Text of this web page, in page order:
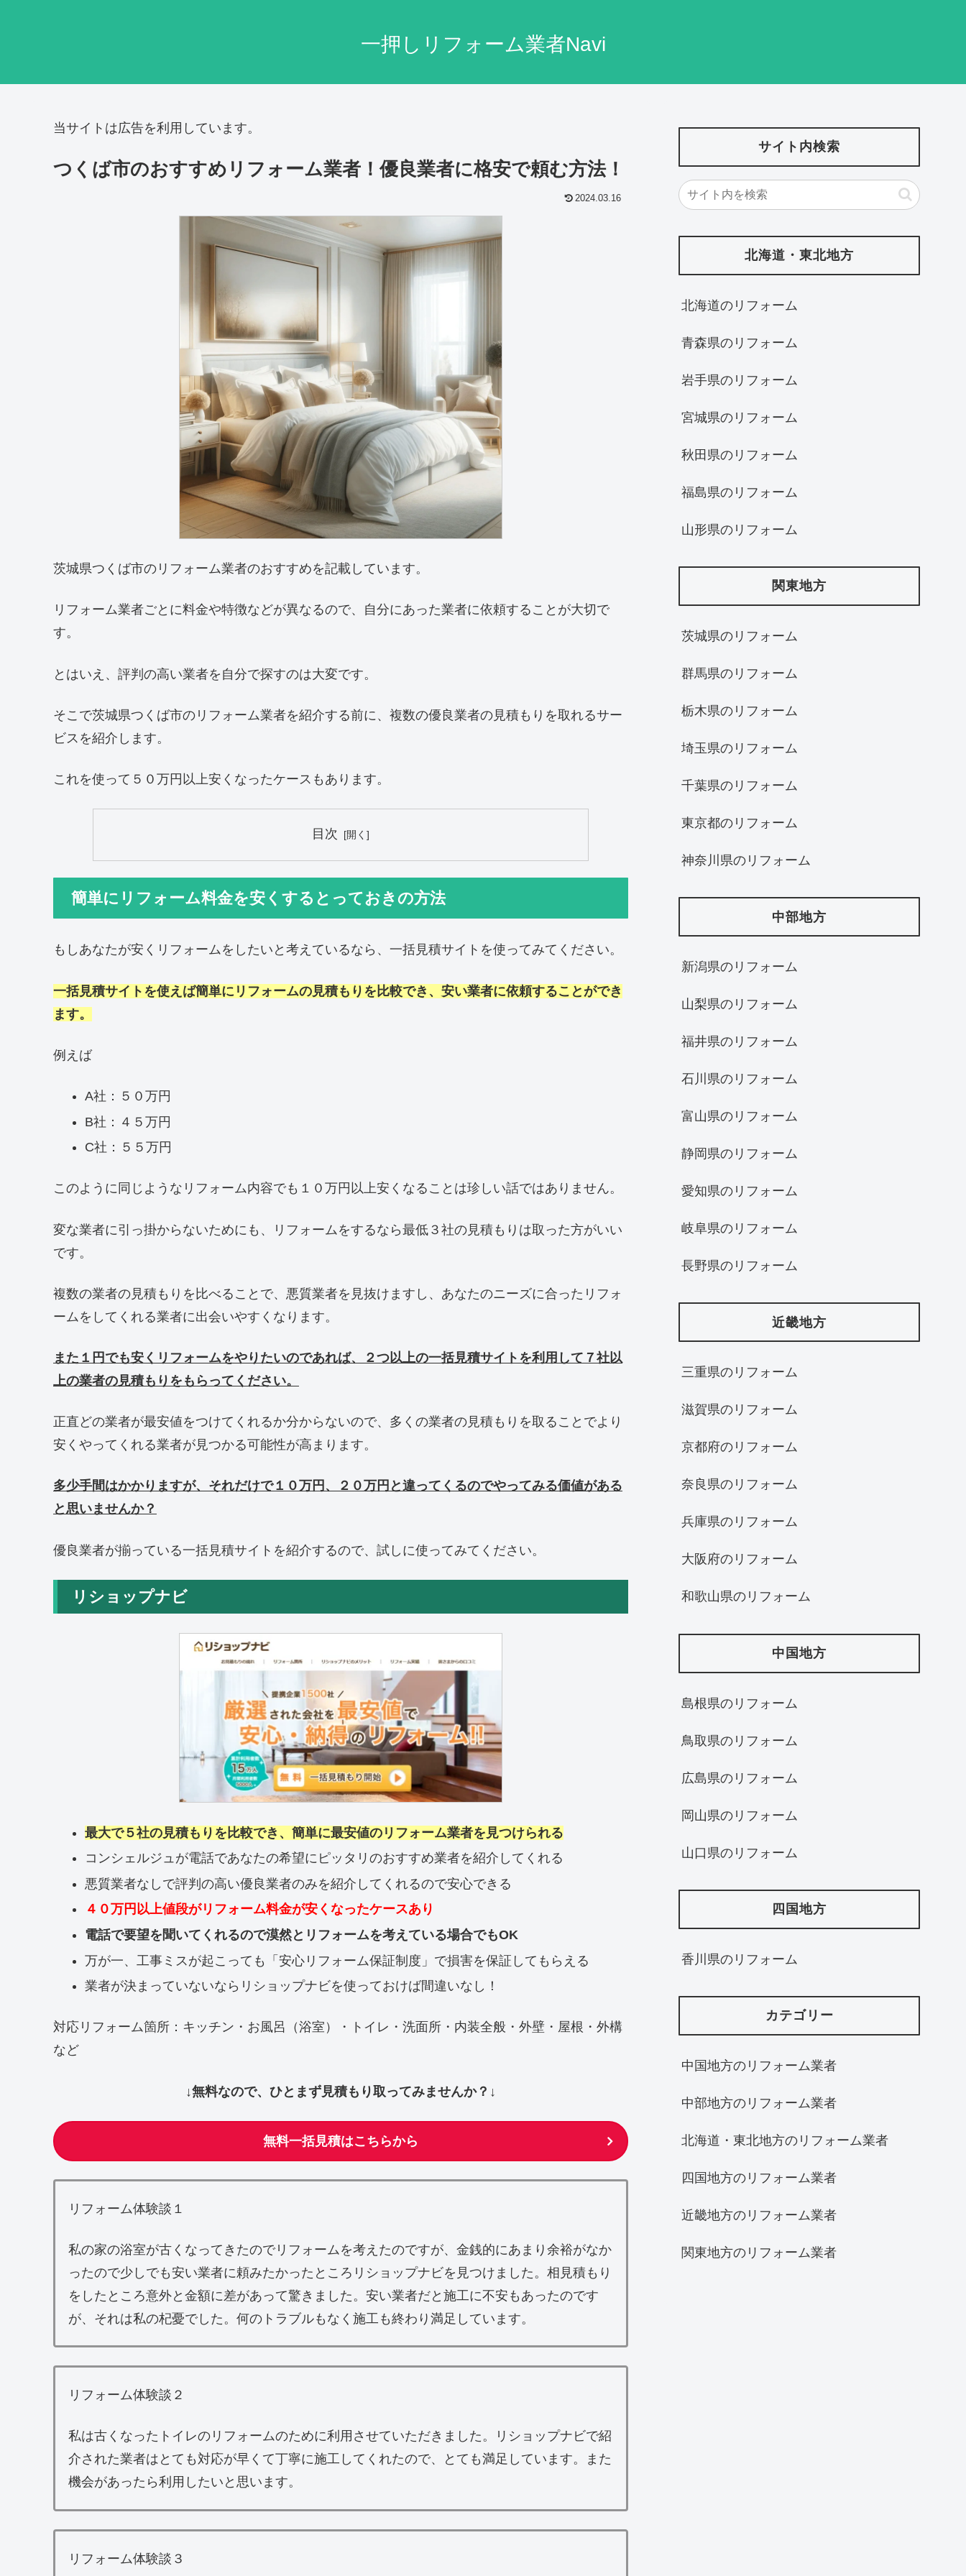
一押しリフォーム業者Navi
当サイトは広告を利用しています。
つくば市のおすすめリフォーム業者！優良業者に格安で頼む方法！
2024.03.16
茨城県つくば市のリフォーム業者のおすすめを記載しています。
リフォーム業者ごとに料金や特徴などが異なるので、自分にあった業者に依頼することが大切で
す。
とはいえ、評判の高い業者を自分で探すのは大変です。
そこで茨城県つくば市のリフォーム業者を紹介する前に、複数の優良業者の見積もりを取れるサー
ビスを紹介します。
これを使って５０万円以上安くなったケースもあります。
目次
簡単にリフォーム料金を安くするとっておきの方法
もしあなたが安くリフォームをしたいと考えているなら、一括見積サイトを使ってみてください。
一括見積サイトを使えば簡単にリフォームの見積もりを比較でき、安い業者に依頼することができ
ます。
例えば
A社：５０万円
B社：４５万円
C社：５５万円
このように同じようなリフォーム内容でも１０万円以上安くなることは珍しい話ではありません。
変な業者に引っ掛からないためにも、リフォームをするなら最低３社の見積もりは取った方がいい
です。
複数の業者の見積もりを比べることで、悪質業者を見抜けますし、あなたのニーズに合ったリフォ
ームをしてくれる業者に出会いやすくなります。
また１円でも安くリフォームをやりたいのであれば、２つ以上の一括見積サイトを利用して７社以
上の業者の見積もりをもらってください。
正直どの業者が最安値をつけてくれるか分からないので、多くの業者の見積もりを取ることでより
安くやってくれる業者が見つかる可能性が高まります。
多少手間はかかりますが、それだけで１０万円、２０万円と違ってくるのでやってみる価値がある
と思いませんか？
優良業者が揃っている一括見積サイトを紹介するので、試しに使ってみてください。
リショップナビ
最大で５社の見積もりを比較でき、簡単に最安値のリフォーム業者を見つけられる
コンシェルジュが電話であなたの希望にピッタリのおすすめ業者を紹介してくれる
悪質業者なしで評判の高い優良業者のみを紹介してくれるので安心できる
４０万円以上値段がリフォーム料金が安くなったケースあり
電話で要望を聞いてくれるので漠然とリフォームを考えている場合でもOK
万が一、工事ミスが起こっても「安心リフォーム保証制度」で損害を保証してもらえる
業者が決まっていないならリショップナビを使っておけば間違いなし！
対応リフォーム箇所：キッチン・お風呂（浴室）・トイレ・洗面所・内装全般・外壁・屋根・外構
など
↓無料なので、ひとまず見積もり取ってみませんか？↓
無料一括見積はこちらから
リフォーム体験談１
私の家の浴室が古くなってきたのでリフォームを考えたのですが、金銭的にあまり余裕がなか
ったので少しでも安い業者に頼みたかったところリショップナビを見つけました。相見積もり
をしたところ意外と金額に差があって驚きました。安い業者だと施工に不安もあったのです
が、それは私の杞憂でした。何のトラブルもなく施工も終わり満足しています。
リフォーム体験談２
私は古くなったトイレのリフォームのために利用させていただきました。リショップナビで紹
介された業者はとても対応が早くて丁寧に施工してくれたので、とても満足しています。また
機会があったら利用したいと思います。
リフォーム体験談３
サイト内検索
北海道・東北地方
北海道‎のリフォーム
青森県のリフォーム
岩手県のリフォーム
宮城県のリフォーム
秋田県のリフォーム
福島県のリフォーム
山形県のリフォーム
関東地方
茨城県のリフォーム
群馬県のリフォーム
栃木県のリフォーム
埼玉県のリフォーム
千葉県のリフォーム
東京都のリフォーム
神奈川県のリフォーム
中部地方
新潟県のリフォーム
山梨県のリフォーム
福井県のリフォーム
石川県のリフォーム
富山県のリフォーム
静岡県のリフォーム
愛知県のリフォーム
岐阜県のリフォーム
長野県のリフォーム
近畿地方
三重県のリフォーム
滋賀県のリフォーム
京都府のリフォーム
奈良県のリフォーム
兵庫県のリフォーム
大阪府のリフォーム
和歌山県のリフォーム
中国地方
島根県のリフォーム
鳥取県のリフォーム
広島県のリフォーム
岡山県のリフォーム
山口県のリフォーム
四国地方
香川県のリフォーム
カテゴリー
中国地方のリフォーム業者
中部地方のリフォーム業者
北海道・東北地方のリフォーム業者
四国地方のリフォーム業者
近畿地方のリフォーム業者
関東地方のリフォーム業者